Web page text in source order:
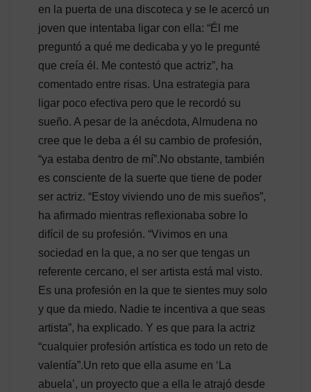
en la puerta de una discoteca y se le acercó un
joven que intentaba ligar con ella: “Él me
preguntó a qué me dedicaba y yo le pregunté
que creía él. Me contestó que actriz”, ha
comentado entre risas. Una estrategia para
ligar poco efectiva pero que le recordó su
sueño. A pesar de la anécdota, Almudena no
cree que le deba a él su cambio de profesión,
“ya estaba dentro de mí”.No obstante, también
es consciente de la suerte que tiene de poder
ser actriz. “Estoy viviendo uno de mis sueños”,
ha afirmado mientras reflexionaba sobre lo
difícil de su profesión. “Vivimos en una
sociedad en la que, a no ser que tengas un
referente cercano, el ser artista está mal visto.
Es una profesión en la que te sientes muy solo
y que da miedo. Nadie te incentiva a que seas
artista”, ha explicado. Y es que para la actriz
“cualquier profesión artística es todo un reto de
valentía”.Un reto que ella asume en ‘La
abuela’, un proyecto que a ella le atrajó desde